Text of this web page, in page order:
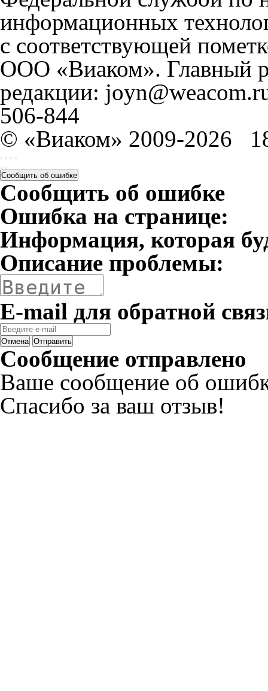
информационных
с соответствующей
ООО «Виаком». Главный
редакции:
506-844
© «Виаком» 2009-2026
Сообщить об ошибке
Сообщить об ошибке
Ошибка на странице:
Информация, которая
Описание проблемы:
E-mail для обратной
Отмена Отправить
Сообщение отправлено
Ваше сообщение об
Спасибо за ваш отзыв!